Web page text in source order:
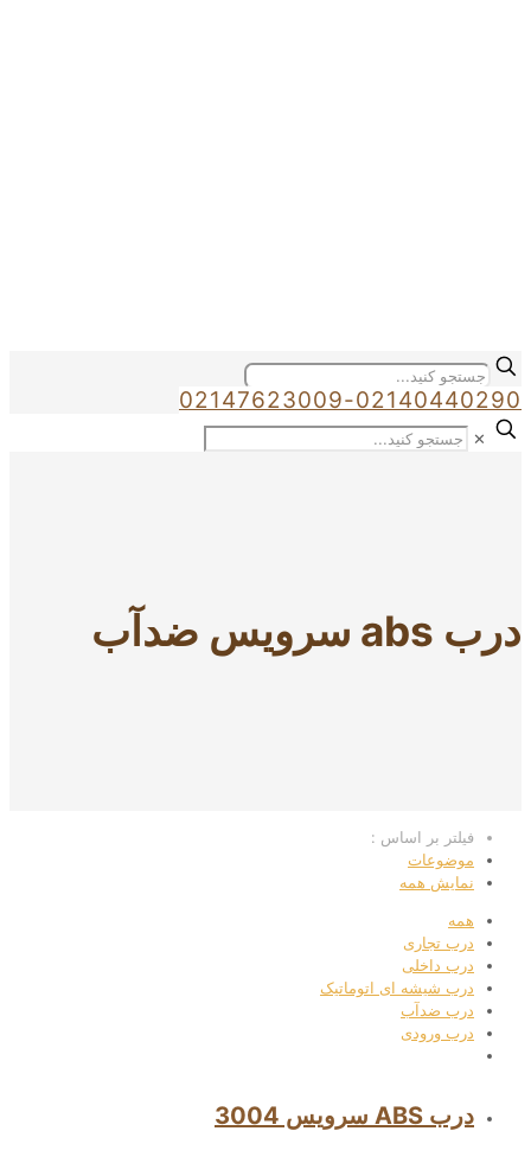
02147623009-02140440290
✕
درب abs سرویس ضدآب
فیلتر بر اساس :
موضوعات
نمایش همه
همه
درب تجاری
درب داخلی
درب شیشه ای اتوماتیک
درب ضدآب
درب ورودی
درب ABS سرویس 3004